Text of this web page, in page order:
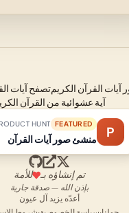
القرآن الكريمتصفح آيات
آية عشوائية من القرآن
P
FEATURED
HUNT
منشئ صور آيات القرآن
تم إنشاؤه بـ للأمة
بإذن الله — صدقة جارية
أعدّه يزيد آل عيون